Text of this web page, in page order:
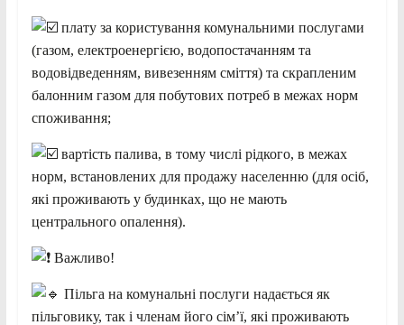
плату за користування комунальними послугами
(газом, електроенергією, водопостачанням та
водовідведенням, вивезенням сміття) та скрапленим
балонним газом для побутових потреб в межах норм
споживання;
вартість палива, в тому числі рідкого, в межах
норм, встановлених для продажу населенню (для осіб,
які проживають у будинках, що не мають
центрального опалення).
Важливо!
Пільга на комунальні послуги надається як
пільговику, так і членам його сім’ї, які проживають